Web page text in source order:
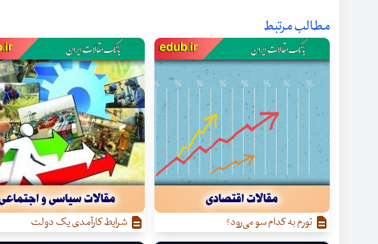
مطالب مرتبط
تورم به کدام سو می‌رود؟ شرایط کارآمدی یک دولت